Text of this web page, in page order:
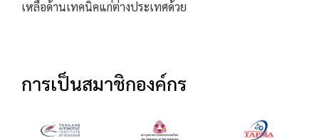
เหลือด้านเทคนิคแก่ต่างประเทศด้วย
การเป็นสมาชิกองค์กร